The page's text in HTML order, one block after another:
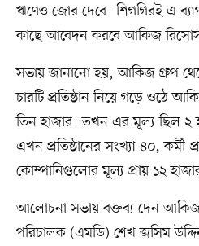
ঋণেও জোর দেবে। শিগগিরই এ
কাছে আবেদন করবে আকিজ
সভায় জানানো হয়, আকিজ গ্রুপ থেকে
চারটি প্রতিষ্ঠান নিয়ে গড়ে ওঠে
তিন হাজার। তখন এর মূল্য ছিল ২
এখন প্রতিষ্ঠানের সংখ্যা ৪০, কর্মী
কোম্পানিগুলোর মূল্য প্রায় ১২
আলোচনা সভায় বক্তব্য দেন আকিজ
পরিচালক (এমডি) শেখ জসিম